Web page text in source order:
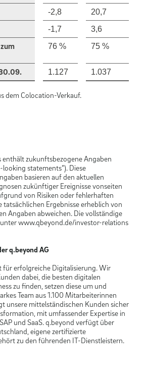
-2,8 20,7
-1,7 3,6
76 % 75 %
1.127 1.037
dem Colocation-Verkauf.
enthält zukunftsbezogene Angaben
statements“). Diese
basieren auf den aktuellen
zukünftiger Ereignisse vonseiten
von Risiken oder fehlerhaften
tatsächlichen Ergebnisse erheblich von
Angaben abweichen. Die vollständige
www.qbeyond.de/investor-relations
q.beyond AG
für erfolgreiche Digitalisierung. Wir
dabei, die besten digitalen
zu finden, setzen diese um und
Team aus 1.100 Mitarbeiterinnen
unsere mittelständischen Kunden sicher
mit umfassender Expertise in
und SaaS. q.beyond verfügt über
eigene zertifizierte
zu den führenden IT-Dienstleistern.